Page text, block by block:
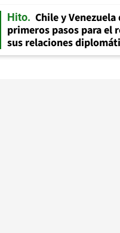
Hito
Chile y Venezuela
primeros pasos para el
sus relaciones